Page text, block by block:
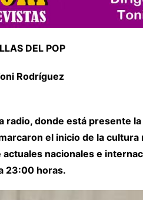
DEL POP
Rodríguez
donde está presente
el inicio de la
nacionales e
23:00 horas.